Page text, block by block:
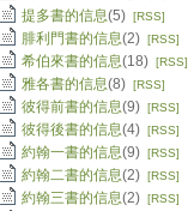
提多書的信息(5) [RSS]
腓利門書的信息(2) [RSS]
希伯來書的信息(18) [RSS]
雅各書的信息(8) [RSS]
彼得前書的信息(9) [RSS]
彼得後書的信息(4) [RSS]
約翰一書的信息(9) [RSS]
約翰二書的信息(2) [RSS]
約翰三書的信息(2) [RSS]